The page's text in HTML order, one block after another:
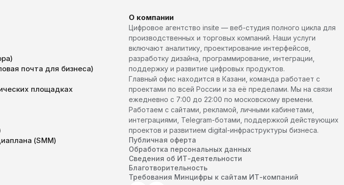
почта для бизнеса)
площадках
(SMM)
О компании
Цифровое агентство insite — веб-студия полного цикла для
производственных и торговых компаний. Наши услуги
включают аналитику, проектирование интерфейсов,
разработку дизайна, программирование, интеграции,
поддержку и развитие цифровых продуктов.
Главный офис находится в Казани, команда работает с
проектами по всей России и за её пределами. Мы на связи
ежедневно с 7:00 до 22:00 по московскому времени.
Работаем с сайтами, рекламой, личными кабинетами,
интеграциями, Telegram-ботами, поддержкой действующих
проектов и развитием digital-инфраструктуры бизнеса.
Публичная оферта
Обработка персональных данных
Сведения об ИТ-деятельности
Благотворительность
Требования Минцифры к сайтам ИТ-компаний